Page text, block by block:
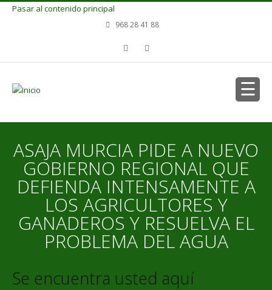
Pasar al contenido principal
968 28 41 88
ASAJA MURCIA PIDE A NUEVO
GOBIERNO REGIONAL QUE
DEFIENDA INTENSAMENTE A
LOS AGRICULTORES Y
GANADEROS Y RESUELVA EL
PROBLEMA DEL AGUA
Se encuentra usted aquí